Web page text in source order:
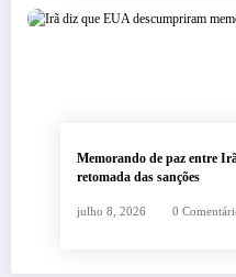
Memorando de paz entre
retomada das sanções
julho 8, 2026 0